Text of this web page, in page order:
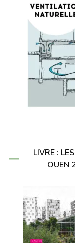
LIVRE :
OUEN